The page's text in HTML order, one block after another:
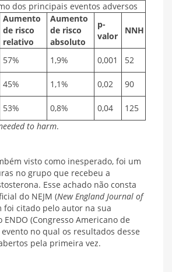
dos principais eventos adversos
Aumento
de risco
relativo
Aumento
de risco
absoluto
p-
valor
NNH
57% 1,9% 0,001
52
45% 1,1% 0,02
90
53% 0,8% 0,04
125
to harm.
visto como inesperado, foi um
no grupo que recebeu a
Esse achado não consta
do NEJM (New England Journal of
foi citado pelo autor na sua
(Congresso Americano de
no qual os resultados desse
pela primeira vez.